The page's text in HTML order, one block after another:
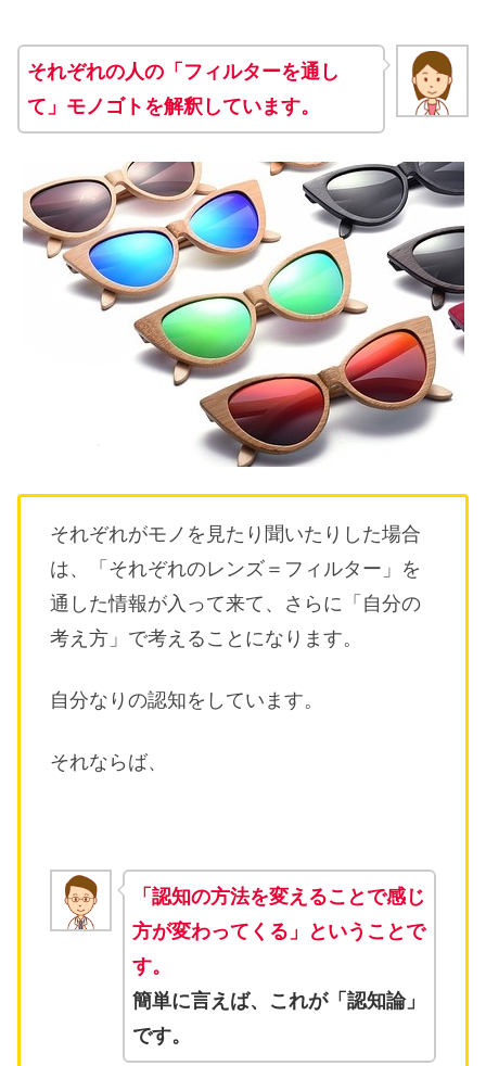
それぞれの人の「フィルターを通し
て」モノゴトを解釈しています。
それぞれがモノを見たり聞いたりした場合
は、「それぞれのレンズ＝フィルター」を
通した情報が入って来て、さらに「自分の
考え方」で考えることになります。
自分なりの認知をしています。
それならば、
「認知の方法を変えることで感じ
方が変わってくる」ということで
す。
簡単に言えば、これが「認知論」
です。